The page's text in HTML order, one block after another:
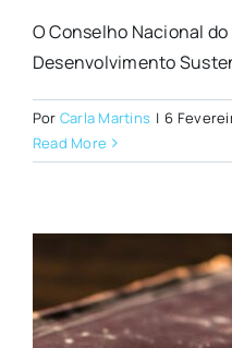
O Conselho Nacional
Desenvolvimento
Por Carla Martins | 6
Read More